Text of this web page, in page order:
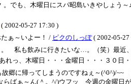
。でも、木曜日にスパ昭島いきやしょ
( 2002-05-27 17:30 )
ぁ～いよー！ / ピクのしっぽ( 2002-05-27
。 私も飲みに行きたいな…。（笑）最近
、木曜日・・・金曜日・・・３０日・
郷に帰ってしまうのですねぇ～(^0^)/
らばぁ～ん(＾。^/)ウフッ 今週の金曜日